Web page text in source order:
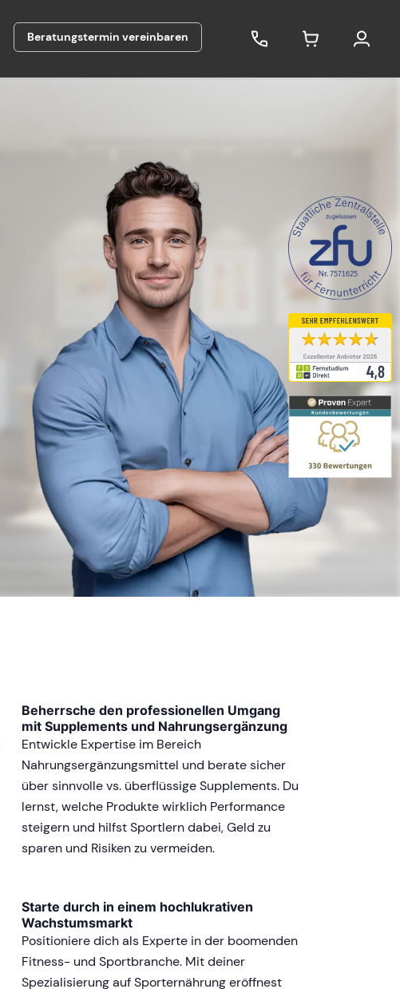
Beratungstermin vereinbaren
7571625
Beherrsche den professionellen Umgang
mit Supplements und Nahrungsergänzung
Entwickle Expertise im Bereich
Nahrungsergänzungsmittel und berate sicher
über sinnvolle vs. überflüssige Supplements. Du
lernst, welche Produkte wirklich Performance
steigern und hilfst Sportlern dabei, Geld zu
sparen und Risiken zu vermeiden.
Starte durch in einem hochlukrativen
Wachstumsmarkt
Positioniere dich als Experte in der boomenden
Fitness- und Sportbranche. Mit deiner
Spezialisierung auf Sporternährung eröffnest